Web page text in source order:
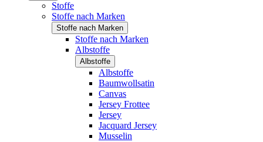
Stoffe
Stoffe nach Marken
Stoffe nach Marken
Stoffe nach Marken
Albstoffe
Albstoffe
Albstoffe
Baumwollsatin
Canvas
Jersey Frottee
Jersey
Jacquard Jersey
Musselin